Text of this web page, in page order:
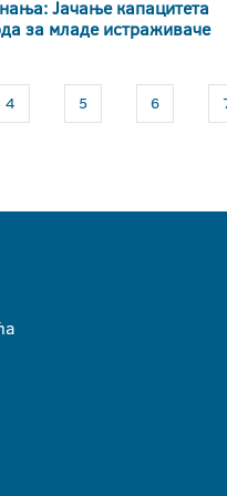
Јачање капацитета
за младе истраживаче
4 5 6